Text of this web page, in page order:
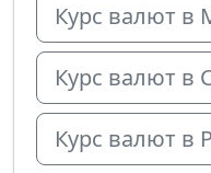
Курс валют в
Курс валют в
Курс валют в